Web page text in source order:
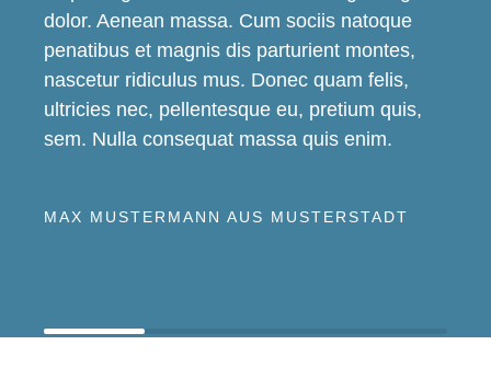
dolor. Aenean massa. Cum sociis natoque
penatibus et magnis dis parturient montes,
nascetur ridiculus mus. Donec quam felis,
ultricies nec, pellentesque eu, pretium quis,
sem. Nulla consequat massa quis enim.
MAX MUSTERMANN AUS MUSTERSTADT